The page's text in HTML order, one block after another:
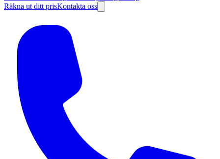
Räkna ut ditt prisKontakta oss